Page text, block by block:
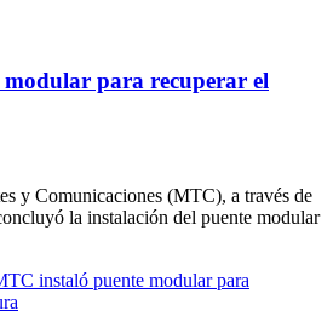
para recuperar el
y Comunicaciones (MTC), a través de
la instalación del puente modular
instaló puente modular para